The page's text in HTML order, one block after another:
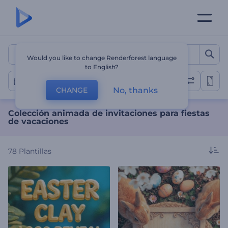
Colección animada de
Vacaciones
Colección animada de invitaciones para fiestas
de vacaciones
78 Plantillas
Would you like to change Renderforest language
to English?
CHANGE No, thanks